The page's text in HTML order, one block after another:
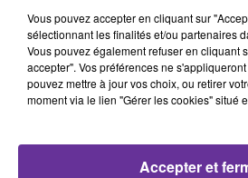
صدى المشرق
صدى المشرق
0:00
Afficher la transcription écrite
Vous pouvez accepter en cliquant sur
sélectionnant les finalités et/ou partenaires
Vous pouvez également refuser en cliquant
accepter". Vos préférences ne
pouvez mettre à jour vos choix, ou retirer
moment via le lien "Gérer les cookies" situé
Accepter et